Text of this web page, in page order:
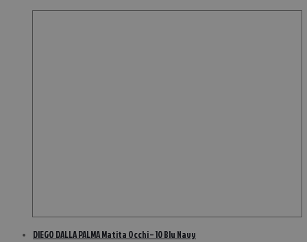
DIEGO DALLA PALMA Matita Occhi – 10 Blu Navy